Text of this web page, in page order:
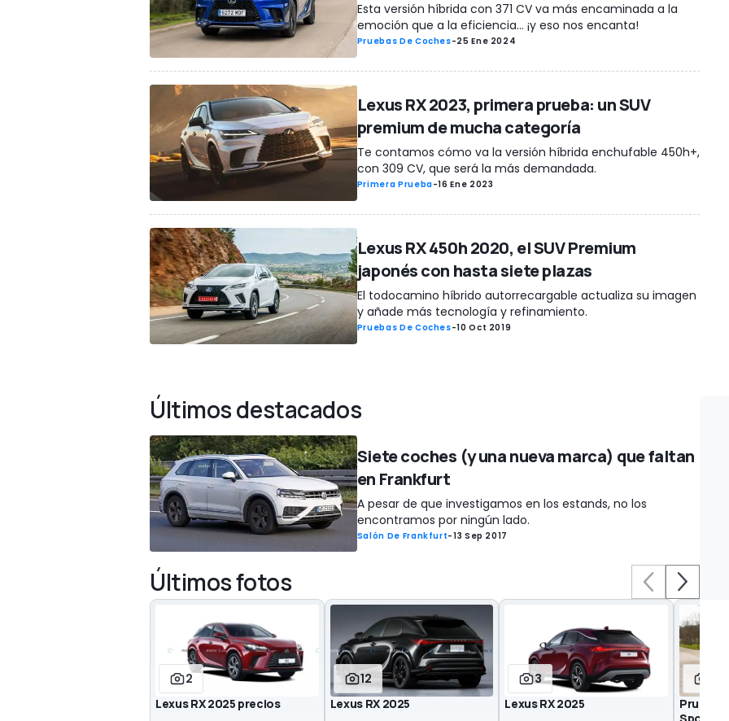
Esta versión híbrida con 371 CV va más encaminada a la
emoción que a la eficiencia... ¡y eso nos encanta!
Pruebas De Coches-25 Ene 2024
Lexus RX 2023, primera prueba: un SUV
premium de mucha categoría
Te contamos cómo va la versión híbrida enchufable 450h+,
con 309 CV, que será la más demandada.
Primera Prueba-16 Ene 2023
Lexus RX 450h 2020, el SUV Premium
japonés con hasta siete plazas
El todocamino híbrido autorrecargable actualiza su imagen
y añade más tecnología y refinamiento.
Pruebas De Coches-10 Oct 2019
Últimos destacados
Siete coches (y una nueva marca) que faltan
en Frankfurt
A pesar de que investigamos en los estands, no los
encontramos por ningún lado.
Salón De Frankfurt-13 Sep 2017
Últimos fotos
2
Lexus RX 2025 precios
12
Lexus RX 2025
3
Lexus RX 2025
Prueba